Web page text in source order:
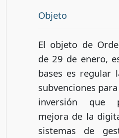
Objeto
El objeto de
de 29 de enero,
bases es regular
subvenciones
inversión que
mejora de la
sistemas de